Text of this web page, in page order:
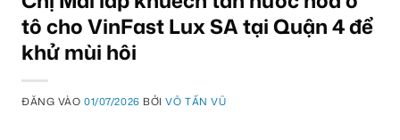
tô cho VinFast Lux SA tại Quận 4 để
khử mùi hôi
ĐĂNG VÀO01/07/2026 BỞIVÕ TẤN VŨ